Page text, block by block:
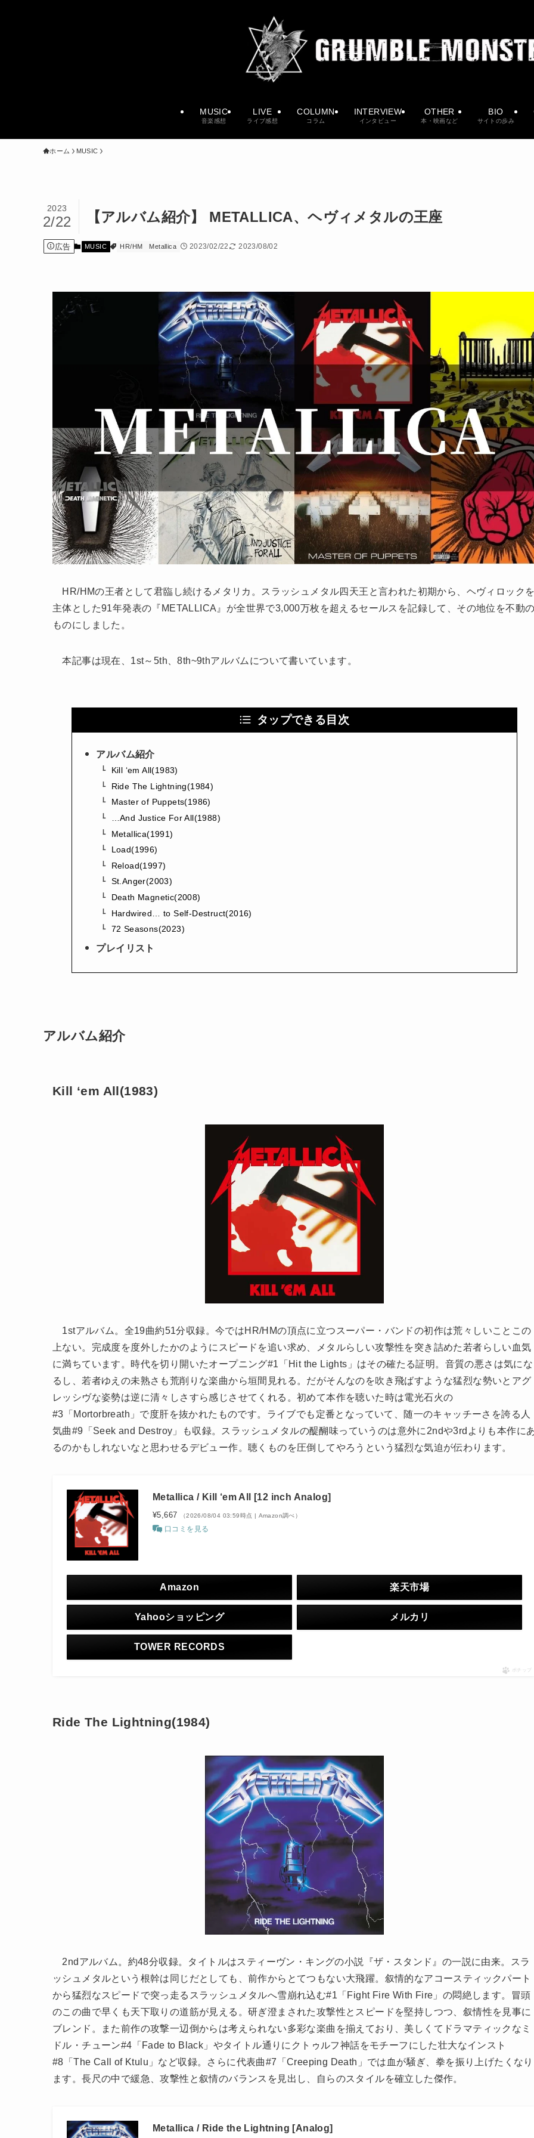
MUSIC
音楽感想
LIVE
ライブ感想
COLUMN
コラム
INTERVIEW
インタビュー
OTHER
本・映画など
BIO
サイトの歩み
ホーム MUSIC
【アルバム紹介】 METALLICA、ヘヴィメタルの王座
2023
2/22
広告 MUSIC HR/HM Metallica 2023/02/22 2023/08/02
HR/HMの王者として君臨し続けるメタリカ。スラッシュメタル四天王と言われた初期から、ヘヴィロック
主体とした91年発表の『METALLICA』が全世界で3,000万枚を超えるセールスを記録して、その地位を不動
ものにしました。
本記事は現在、1st～5th、8th~9thアルバムについて書いています。
タップできる目次
アルバム紹介
Kill ‘em All(1983)
Ride The Lightning(1984)
Master of Puppets(1986)
…And Justice For All(1988)
Metallica(1991)
Load(1996)
Reload(1997)
St.Anger(2003)
Death Magnetic(2008)
Hardwired… to Self-Destruct(2016)
72 Seasons(2023)
プレイリスト
アルバム紹介
Kill ‘em All(1983)
1stアルバム。全19曲約51分収録。今ではHR/HMの頂点に立つスーパー・バンドの初作は荒々しいことこの
上ない。完成度を度外したかのようにスピードを追い求め、メタルらしい攻撃性を突き詰めた若者らしい血気
に満ちています。時代を切り開いたオープニング#1「Hit the Lights」はその確たる証明。音質の悪さは気にな
るし、若者ゆえの未熟さも荒削りな楽曲から垣間見れる。だがそんなのを吹き飛ばすような猛烈な勢いとアグ
レッシヴな姿勢は逆に清々しさすら感じさせてくれる。初めて本作を聴いた時は電光石火の
#3「Mortorbreath」で度肝を抜かれたものです。ライブでも定番となっていて、随一のキャッチーさを誇る人
気曲#9「Seek and Destroy」も収録。スラッシュメタルの醍醐味っていうのは意外に2ndや3rdよりも本作に
るのかもしれないなと思わせるデビュー作。聴くものを圧倒してやろうという猛烈な気迫が伝わります。
Metallica / Kill ‘em All [12 inch Analog]
¥5,667 （2026/08/04 03:59時点 | Amazon調べ）
口コミを見る
Amazon 楽天市場
Yahooショッピング メルカリ
TOWER RECORDS
ポチップ
Ride The Lightning(1984)
2ndアルバム。約48分収録。タイトルはスティーヴン・キングの小説『ザ・スタンド』の一説に由来。スラ
ッシュメタルという根幹は同じだとしても、前作からとてつもない大飛躍。叙情的なアコースティックパート
から猛烈なスピードで突っ走るスラッシュメタルへ雪崩れ込む#1「Fight Fire With Fire」の悶絶します。冒頭
のこの曲で早くも天下取りの道筋が見える。研ぎ澄まされた攻撃性とスピードを堅持しつつ、叙情性を見事に
ブレンド。また前作の攻撃一辺倒からは考えられない多彩な楽曲を揃えており、美しくてドラマティックなミ
ドル・チューン#4「Fade to Black」やタイトル通りにクトゥルフ神話をモチーフにした壮大なインスト
#8「The Call of Ktulu」など収録。さらに代表曲#7「Creeping Death」では血が騒ぎ、拳を振り上げたくなり
ます。長尺の中で緩急、攻撃性と叙情のバランスを見出し、自らのスタイルを確立した傑作。
Metallica / Ride the Lightning [Analog]